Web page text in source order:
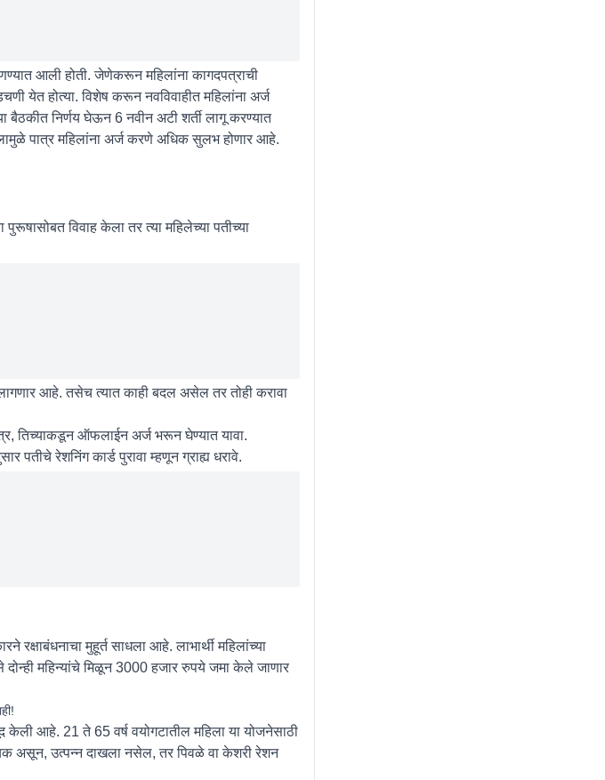
आली होती. जेणेकरून महिलांना कागदपत्राची
येत होत्या. विशेष करून नवविवाहीत महिलांना अर्ज
निर्णय घेऊन 6 नवीन अटी शर्ती लागू करण्यात
पात्र महिलांना अर्ज करणे अधिक सुलभ होणार आहे.
विवाह केला तर त्या महिलेच्या पतीच्या
लागणार आहे. तसेच त्यात काही बदल असेल तर तोही करावा
तिच्याकडून ऑफलाईन अर्ज भरून घेण्यात यावा.
पतीचे रेशनिंग कार्ड पुरावा म्हणून ग्राह्य धरावे.
रक्षाबंधनाचा मुहूर्त साधला आहे. लाभार्थी महिलांच्या
महिन्यांचे मिळून 3000 हजार रुपये जमा केले जाणार
केली आहे. 21 ते 65 वर्ष वयोगटातील महिला या योजनेसाठी
असून, उत्पन्न दाखला नसेल, तर पिवळे वा केशरी रेशन